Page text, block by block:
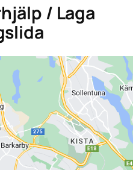
/ Laga